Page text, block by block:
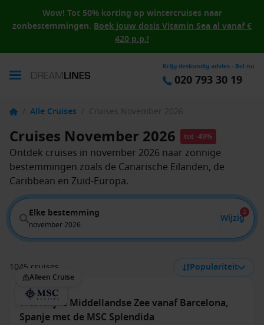
Wow! Tot 50% korting op wintercruises naar
zonbestemmingen. Boek jouw dosis Vitamin Sea al vanaf €
420 p.p.!
Krijg deskundig advies - Bel nu
020 793 30 19
/ Alle Cruises / Cruises November 2026
Cruises November 2026 tot -49%
Ontdek cruises in november 2026 naar zonnige
bestemmingen zoals de Canarische Eilanden, de
Caribbean en Zuid-Europa.
Elke bestemming
november 2026
Wijzig
2
1045 cruises Populariteit
Alleen Cruise
Westelijke Middellandse Zee vanaf Barcelona,
Spanje met de MSC Splendida